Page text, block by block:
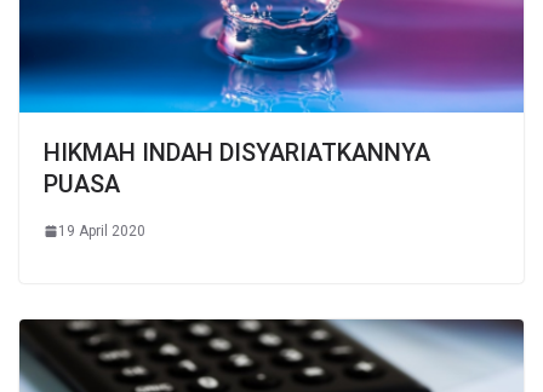
HIKMAH INDAH DISYARIATKANNYA
PUASA
19 April 2020